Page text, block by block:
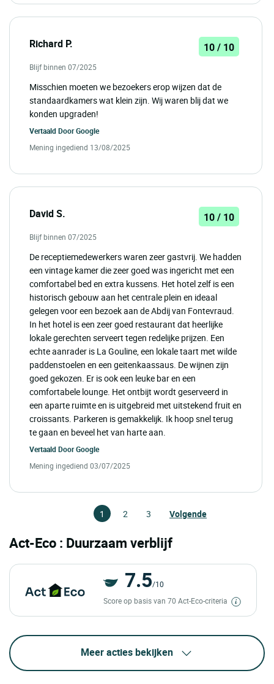
Richard P. 10 / 10
Blijf binnen 07/2025
Misschien moeten we bezoekers erop wijzen dat de
standaardkamers wat klein zijn. Wij waren blij dat we
konden upgraden!
Vertaald DoorGoogle
Mening ingediend 13/08/2025
David S. 10 / 10
Blijf binnen 07/2025
De receptiemedewerkers waren zeer gastvrij. We hadden
een vintage kamer die zeer goed was ingericht met een
comfortabel bed en extra kussens. Het hotel zelf is een
historisch gebouw aan het centrale plein en ideaal
gelegen voor een bezoek aan de Abdij van Fontevraud.
In het hotel is een zeer goed restaurant dat heerlijke
lokale gerechten serveert tegen redelijke prijzen. Een
echte aanrader is La Gouline, een lokale taart met wilde
paddenstoelen en een geitenkaassaus. De wijnen zijn
goed gekozen. Er is ook een leuke bar en een
comfortabele lounge. Het ontbijt wordt geserveerd in
een aparte ruimte en is uitgebreid met uitstekend fruit en
croissants. Parkeren is gemakkelijk. Ik hoop snel terug
te gaan en beveel het van harte aan.
Vertaald DoorGoogle
Mening ingediend 03/07/2025
1 2 3 Volgende
Act-Eco : Duurzaam verblijf
7.5/10
Score op basis van 70 Act-Eco-criteria
Meer acties bekijken